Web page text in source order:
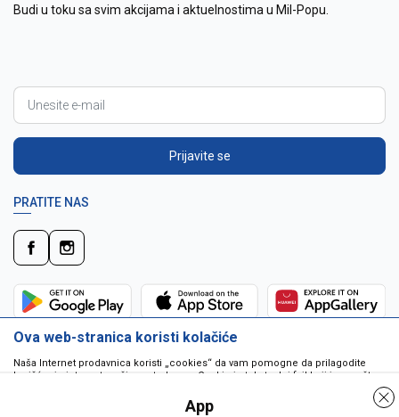
Budi u toku sa svim akcijama i aktuelnostima u Mil-Popu.
Prijavite se
PRATITE NAS
Ova web-stranica koristi kolačiće
Naša Internet prodavnica koristi „cookies“ da vam pomogne da prilagodite
korišćenje interneta vašim potrebama. Cookie je tekstualni fajl koji je smešten
da pokrenu program ili da isporuče virus vašem računaru. Cookie-i su
jedinstveno dodeljeni vama, i jedino mogu biti pročitani od strane web servera
App